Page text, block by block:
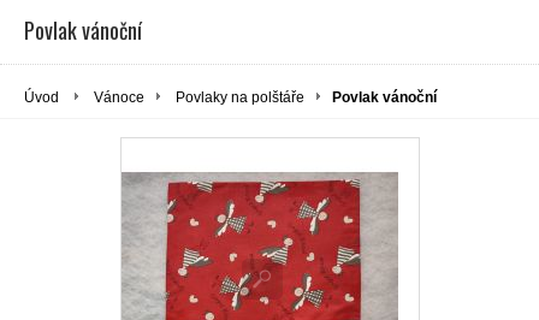
Povlak vánoční
Úvod Vánoce Povlaky na polštáře Povlak vánoční